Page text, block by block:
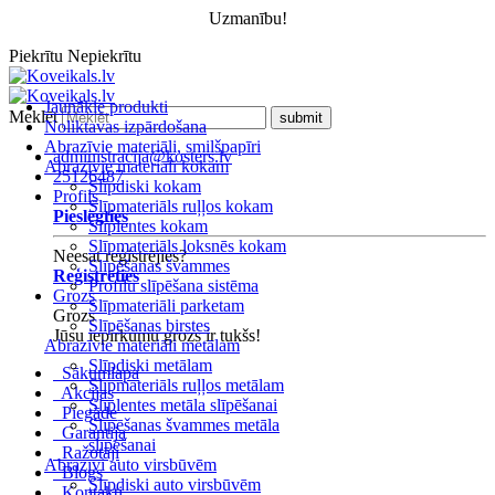
Uzmanību!
Piekrītu Nepiekrītu
Jaunākie produkti
Noliktavas izpārdošana
Abrazīvie materiāli, smilšpapīri
Abrazīvie materiāli kokam
Slīpdiski kokam
Slīpmateriāls ruļļos kokam
Slīplentes kokam
Slīpmateriāls loksnēs kokam
Slīpēšanas švammes
Profilu slīpēšana sistēma
Slīpmateriāli parketam
Slīpēšanas birstes
Abrazīvie materiāli metālam
Slīpdiski metālam
Slīpmateriāls ruļļos metālam
Slīplentes metāla slīpēšanai
Slīpēšanas švammes metāla
slīpēšanai
Abrazīvi auto virsbūvēm
Slīpdiski auto virsbūvēm
Meklēt
administracija@kosters.lv
25126487
Profils
Pieslēgties
Neesat reģistrējies?
Reģistrēties
Grozs
Grozs
Jūsu iepirkumu grozs ir tukšs!
Sākumlapa
Akcijas
Piegāde
Garantija
Ražotāji
Blogs